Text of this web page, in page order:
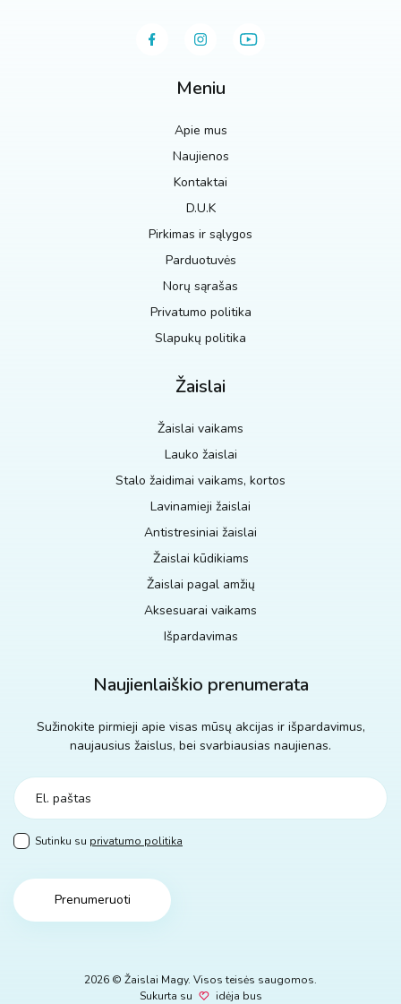
Meniu
Apie mus
Naujienos
Kontaktai
D.U.K
Pirkimas ir sąlygos
Parduotuvės
Norų sąrašas
Privatumo politika
Slapukų politika
Žaislai
Žaislai vaikams
Lauko žaislai
Stalo žaidimai vaikams, kortos
Lavinamieji žaislai
Antistresiniai žaislai
Žaislai kūdikiams
Žaislai pagal amžių
Aksesuarai vaikams
Išpardavimas
Naujienlaiškio prenumerata
Sužinokite pirmieji apie visas mūsų akcijas ir išpardavimus,
naujausius žaislus, bei svarbiausias naujienas.
Sutinku su privatumo politika
Prenumeruoti
2026 © Žaislai Magy. Visos teisės saugomos.
Sukurta su
idėja bus